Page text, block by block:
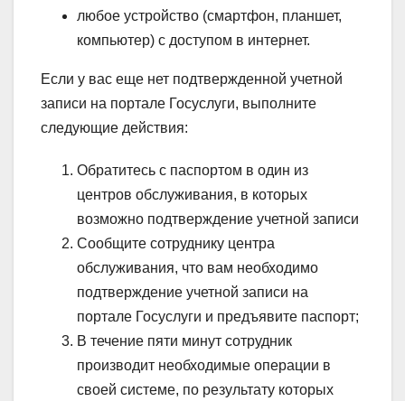
любое устройство (смартфон, планшет,
компьютер) с доступом в интернет.
Если у вас еще нет подтвержденной учетной
записи на портале Госуслуги, выполните
следующие действия:
Обратитесь с паспортом в один из
центров обслуживания, в которых
возможно подтверждение учетной записи
Сообщите сотруднику центра
обслуживания, что вам необходимо
подтверждение учетной записи на
портале Госуслуги и предъявите паспорт;
В течение пяти минут сотрудник
производит необходимые операции в
своей системе, по результату которых